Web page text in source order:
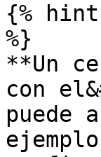
{%
%}
**Un
con
puede